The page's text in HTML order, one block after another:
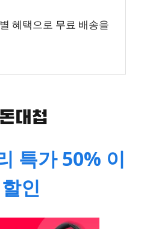
혜택으로 무료 배송을
특가 50% 이
인